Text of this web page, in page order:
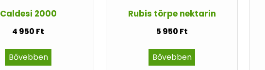
Caldesi 2000
4 950 Ft
Bővebben
Rubis törpe nektarin
5 950 Ft
Bővebben